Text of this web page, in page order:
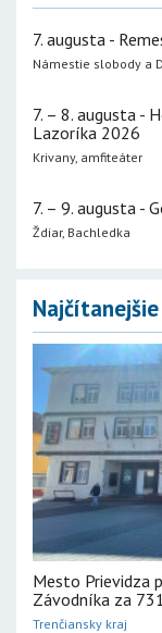
7. augusta -
Námestie slobody a
7. – 8. augusta -
Lazoríka 2026
Krivany, amfiteáter
7. – 9. augusta -
Ždiar, Bachledka
Najčítanejšie
Mesto Prievidza
Závodníka za
Trenčiansky kraj